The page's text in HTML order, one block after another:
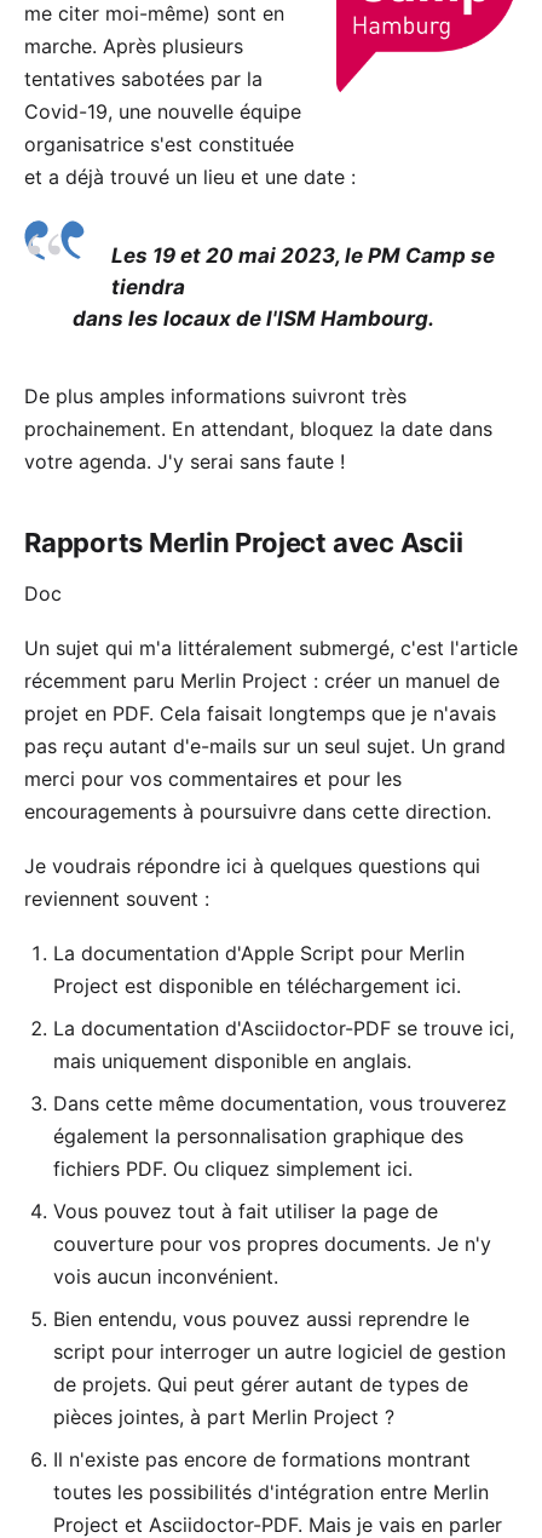
me citer moi-même) sont en
marche. Après plusieurs
tentatives sabotées par la
Covid-19, une nouvelle équipe
organisatrice s'est constituée
et a déjà trouvé un lieu et une date :
Les 19 et 20 mai 2023, le PM Camp se
tiendra
dans les locaux de l'ISM Hambourg.
De plus amples informations suivront très
prochainement. En attendant, bloquez la date dans
votre agenda. J'y serai sans faute !
Rapports Merlin Project avec Ascii
Doc
Un sujet qui m'a littéralement submergé, c'est l'article
récemment paru Merlin Project : créer un manuel de
projet en PDF. Cela faisait longtemps que je n'avais
pas reçu autant d'e-mails sur un seul sujet. Un grand
merci pour vos commentaires et pour les
encouragements à poursuivre dans cette direction.
Je voudrais répondre ici à quelques questions qui
reviennent souvent :
La documentation d'Apple Script pour Merlin
Project est disponible en téléchargement ici.
La documentation d'Asciidoctor-PDF se trouve ici,
mais uniquement disponible en anglais.
Dans cette même documentation, vous trouverez
également la personnalisation graphique des
fichiers PDF. Ou cliquez simplement ici.
Vous pouvez tout à fait utiliser la page de
couverture pour vos propres documents. Je n'y
vois aucun inconvénient.
Bien entendu, vous pouvez aussi reprendre le
script pour interroger un autre logiciel de gestion
de projets. Qui peut gérer autant de types de
pièces jointes, à part Merlin Project ?
Il n'existe pas encore de formations montrant
toutes les possibilités d'intégration entre Merlin
Project et Asciidoctor-PDF. Mais je vais en parler